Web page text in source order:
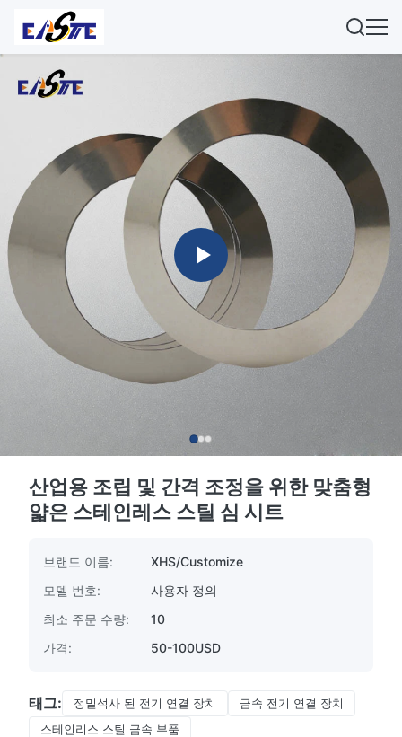
산업용 조립 및 간격 조정을 위한 맞춤형
얇은 스테인레스 스틸 심 시트
브랜드 이름:
XHS/Customize
모델 번호:
사용자 정의
최소 주문 수량:
10
가격:
50-100USD
태그: 정밀석사 된 전기 연결 장치
금속 전기 연결 장치
스테인리스 스틸 금속 부품